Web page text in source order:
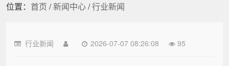
位置： 首页 /新闻中心/行业新闻
行业新闻 2026-07-07 08:26:08 95